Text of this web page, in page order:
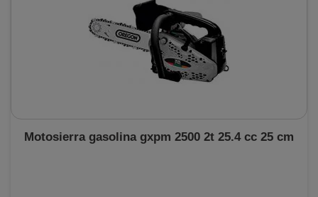
Motosierra gasolina gxpm 2500 2t 25.4 cc 25 cm